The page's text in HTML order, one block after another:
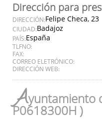
Dirección para
DIRECCIÓN:Felipe Checa, 23
CIUDAD:Badajoz
PAÍS:España
TLFNO:
FAX:
CORREO ELETRÓNICO:
DIRECCIÓN WEB:
Ayuntamiento
P0618300H )